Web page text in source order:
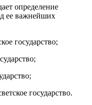
определение
ее важнейших
государство;
государство.